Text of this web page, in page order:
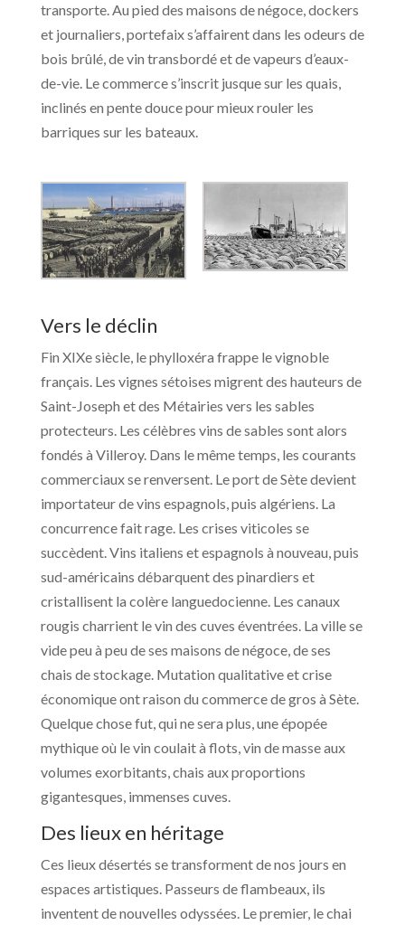
transporte. Au pied des maisons de négoce, dockers
et journaliers, portefaix s’affairent dans les odeurs de
bois brûlé, de vin transbordé et de vapeurs d’eaux-
de-vie. Le commerce s’inscrit jusque sur les quais,
inclinés en pente douce pour mieux rouler les
barriques sur les bateaux.
Vers le déclin
Fin XIXe siècle, le phylloxéra frappe le vignoble
français. Les vignes sétoises migrent des hauteurs de
Saint-Joseph et des Métairies vers les sables
protecteurs. Les célèbres vins de sables sont alors
fondés à Villeroy. Dans le même temps, les courants
commerciaux se renversent. Le port de Sète devient
importateur de vins espagnols, puis algériens. La
concurrence fait rage. Les crises viticoles se
succèdent. Vins italiens et espagnols à nouveau, puis
sud-américains débarquent des pinardiers et
cristallisent la colère languedocienne. Les canaux
rougis charrient le vin des cuves éventrées. La ville se
vide peu à peu de ses maisons de négoce, de ses
chais de stockage. Mutation qualitative et crise
économique ont raison du commerce de gros à Sète.
Quelque chose fut, qui ne sera plus, une épopée
mythique où le vin coulait à flots, vin de masse aux
volumes exorbitants, chais aux proportions
gigantesques, immenses cuves.
Des lieux en héritage
Ces lieux désertés se transforment de nos jours en
espaces artistiques. Passeurs de flambeaux, ils
inventent de nouvelles odyssées. Le premier, le chai